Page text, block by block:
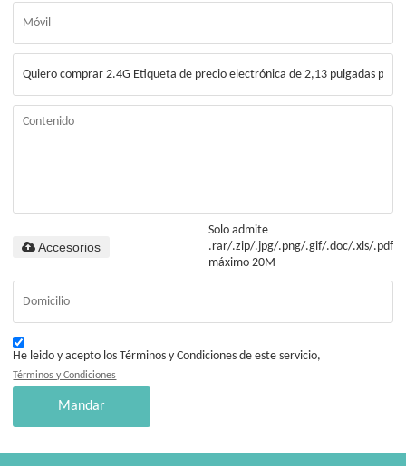
Solo admite
.rar/.zip/.jpg/.png/.gif/.doc/.xls/.pdf,
máximo 20M
Accesorios
He leido y acepto los Términos y Condiciones de este servicio,
Términos y Condiciones
Mandar